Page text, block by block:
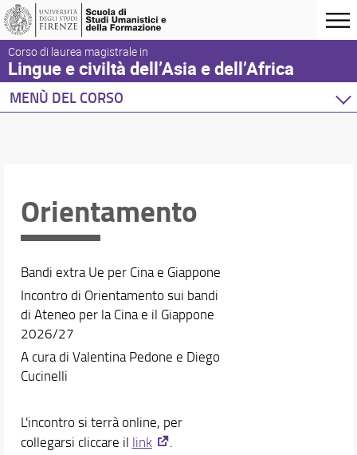
Corso di laurea magistrale in
Lingue e civiltà dell’Asia e dell’Africa
MENÙ DEL CORSO
Docenti
Orario e calendari
Orientamento
Bandi extra Ue per Cina e Giappone
Incontro di Orientamento sui bandi
di Ateneo per la Cina e il Giappone
2026/27
A cura di Valentina Pedone e Diego
Cucinelli
L'incontro si terrà online, per
collegarsi cliccare il link
.